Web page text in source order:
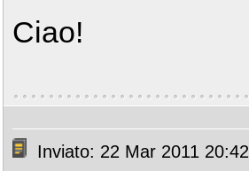
Ciao!
Inviato: 22 Mar 2011 20:42